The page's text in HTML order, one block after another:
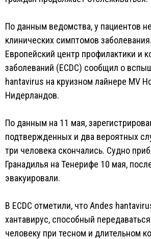
По данным ведомства, у пациентов
клинических симптомов
Европейский центр профилактики и
заболеваний (ECDC) сообщил о
hantavirus на круизном лайнере MV
Нидерландов.
По данным на 11 мая,
подтвержденных и два вероятных
три человека скончались. Судно
Гранадилья на Тенерифе 10 мая,
эвакуировали.
В ECDC отметили, что Andes
хантавирус, способный
человеку при тесном и длительном